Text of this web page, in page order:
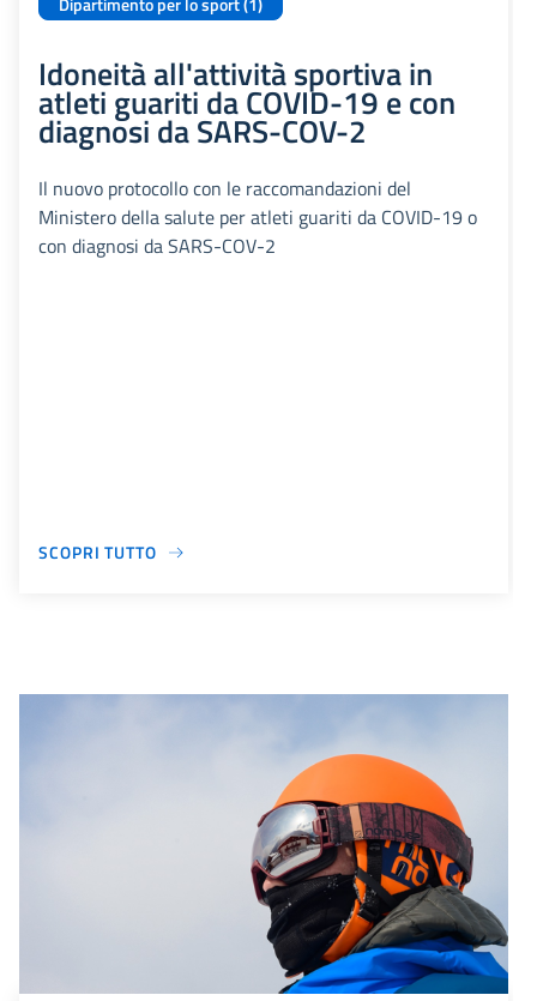
Idoneità all'attività sportiva in
atleti guariti da COVID-19 e con
diagnosi da SARS-COV-2
Il nuovo protocollo con le raccomandazioni del
Ministero della salute per atleti guariti da COVID-19 o
con diagnosi da SARS-COV-2
SCOPRI TUTTO